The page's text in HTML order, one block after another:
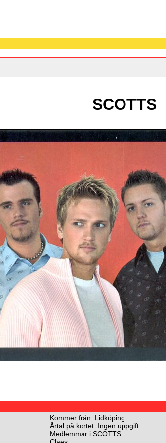
SCOTTS
Kommer från: Lidköping.
Årtal på kortet: Ingen uppgift.
Medlemmar i SCOTTS: